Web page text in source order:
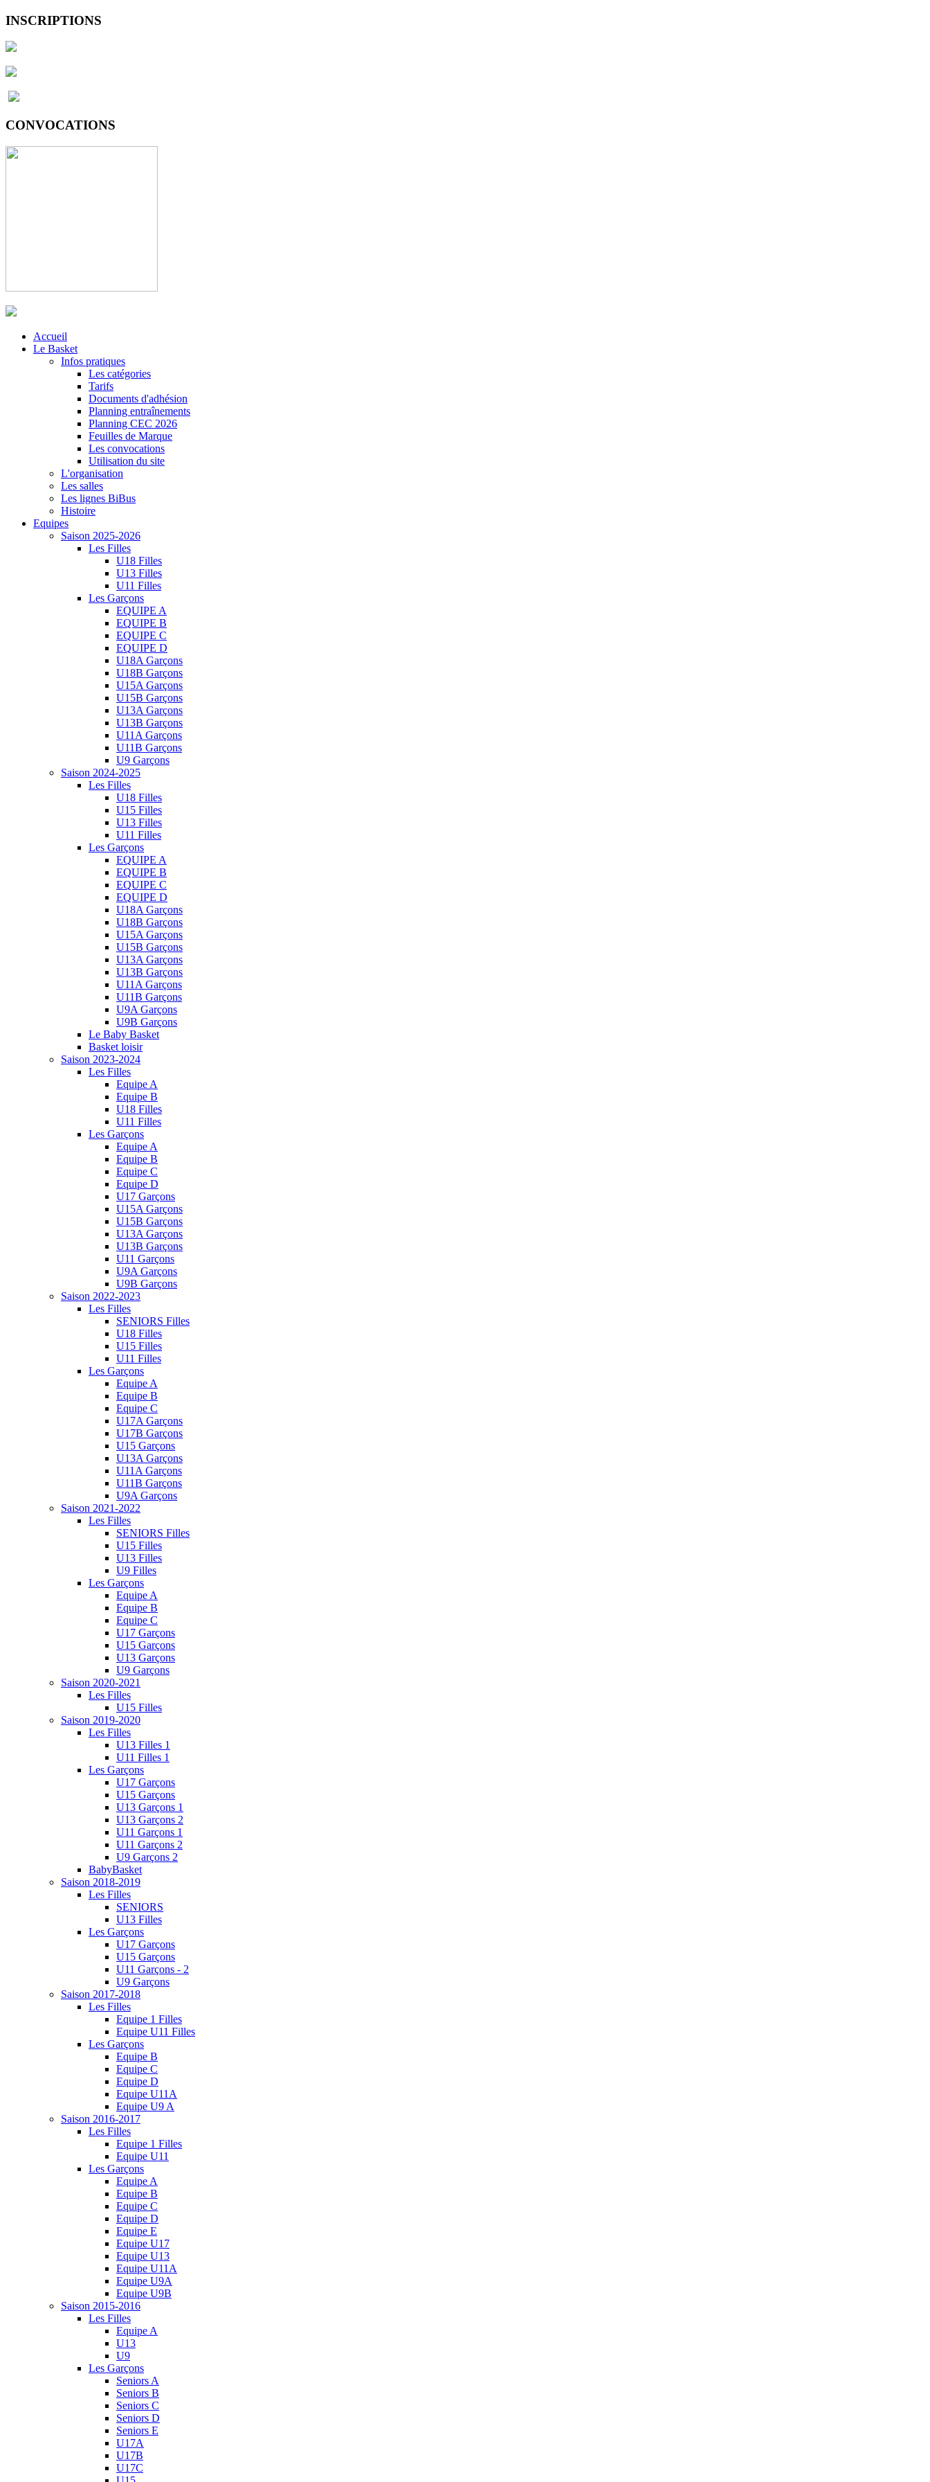
INSCRIPTIONS
CONVOCATIONS
Accueil
Le Basket
Infos pratiques
Les catégories
Tarifs
Documents d'adhésion
Planning entraînements
Planning CEC 2026
Feuilles de Marque
Les convocations
Utilisation du site
L'organisation
Les salles
Les lignes BiBus
Histoire
Equipes
Saison 2025-2026
Les Filles
U18 Filles
U13 Filles
U11 Filles
Les Garçons
EQUIPE A
EQUIPE B
EQUIPE C
EQUIPE D
U18A Garçons
U18B Garçons
U15A Garçons
U15B Garçons
U13A Garçons
U13B Garçons
U11A Garçons
U11B Garçons
U9 Garçons
Saison 2024-2025
Les Filles
U18 Filles
U15 Filles
U13 Filles
U11 Filles
Les Garçons
EQUIPE A
EQUIPE B
EQUIPE C
EQUIPE D
U18A Garçons
U18B Garçons
U15A Garçons
U15B Garçons
U13A Garçons
U13B Garçons
U11A Garçons
U11B Garçons
U9A Garçons
U9B Garçons
Le Baby Basket
Basket loisir
Saison 2023-2024
Les Filles
Equipe A
Equipe B
U18 Filles
U11 Filles
Les Garçons
Equipe A
Equipe B
Equipe C
Equipe D
U17 Garçons
U15A Garçons
U15B Garçons
U13A Garçons
U13B Garçons
U11 Garçons
U9A Garçons
U9B Garçons
Saison 2022-2023
Les Filles
SENIORS Filles
U18 Filles
U15 Filles
U11 Filles
Les Garçons
Equipe A
Equipe B
Equipe C
U17A Garçons
U17B Garçons
U15 Garçons
U13A Garçons
U11A Garçons
U11B Garçons
U9A Garçons
Saison 2021-2022
Les Filles
SENIORS Filles
U15 Filles
U13 Filles
U9 Filles
Les Garçons
Equipe A
Equipe B
Equipe C
U17 Garçons
U15 Garçons
U13 Garçons
U9 Garçons
Saison 2020-2021
Les Filles
U15 Filles
Saison 2019-2020
Les Filles
U13 Filles 1
U11 Filles 1
Les Garçons
U17 Garçons
U15 Garçons
U13 Garçons 1
U13 Garçons 2
U11 Garçons 1
U11 Garçons 2
U9 Garçons 2
BabyBasket
Saison 2018-2019
Les Filles
SENIORS
U13 Filles
Les Garçons
U17 Garçons
U15 Garçons
U11 Garçons - 2
U9 Garçons
Saison 2017-2018
Les Filles
Equipe 1 Filles
Equipe U11 Filles
Les Garçons
Equipe B
Equipe C
Equipe D
Equipe U11A
Equipe U9 A
Saison 2016-2017
Les Filles
Equipe 1 Filles
Equipe U11
Les Garçons
Equipe A
Equipe B
Equipe C
Equipe D
Equipe E
Equipe U17
Equipe U13
Equipe U11A
Equipe U9A
Equipe U9B
Saison 2015-2016
Les Filles
Equipe A
U13
U9
Les Garçons
Seniors A
Seniors B
Seniors C
Seniors D
Seniors E
U17A
U17B
U17C